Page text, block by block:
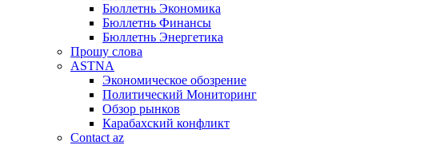
Бюллетнь Экономика
Бюллетнь Финансы
Бюллетнь Энергетика
Прошу слова
ASTNA
Экономическое обозрение
Политический Мониторинг
Обзор рынков
Карабахский конфликт
Contact az